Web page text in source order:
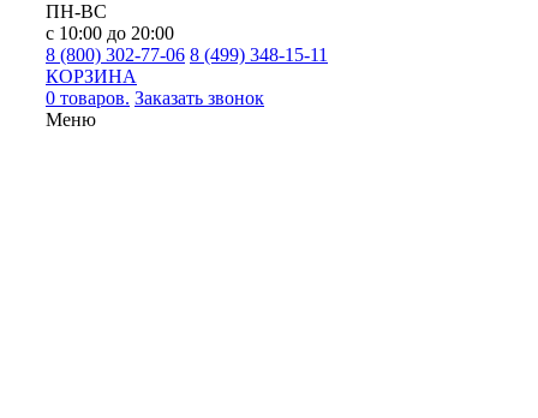
ПН-ВС
с 10:00 до 20:00
8 (800) 302-77-06 8 (499) 348-15-11
КОРЗИНА
0 товаров. Заказать звонок
Меню